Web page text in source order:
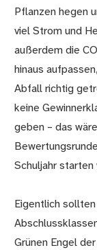
Pflanzen hegen
viel Strom und
außerdem die
hinaus
Abfall richtig
keine
geben – das
Schuljahr starten
Eigentlich sollten
Grünen Engel